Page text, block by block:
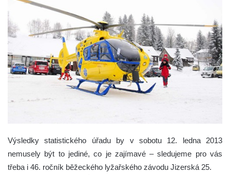
Výsledky statistického úřadu by v sobotu 12. ledna 2013
nemusely být to jediné, co je zajímavé – sledujeme pro vás
třeba i 46. ročník běžeckého lyžařského závodu Jizerská 25.